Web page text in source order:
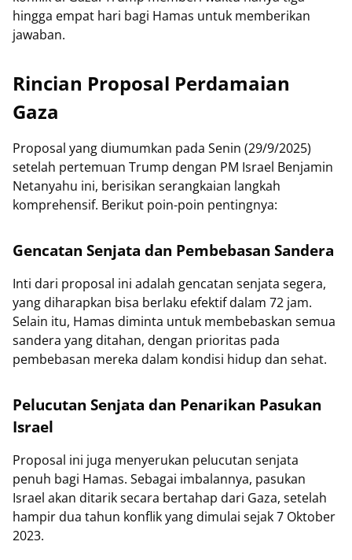
hingga empat hari bagi Hamas untuk memberikan
jawaban.
Rincian Proposal Perdamaian
Gaza
Proposal yang diumumkan pada Senin (29/9/2025)
setelah pertemuan Trump dengan PM Israel Benjamin
Netanyahu ini, berisikan serangkaian langkah
komprehensif. Berikut poin-poin pentingnya:
Gencatan Senjata dan Pembebasan Sandera
Inti dari proposal ini adalah gencatan senjata segera,
yang diharapkan bisa berlaku efektif dalam 72 jam.
Selain itu, Hamas diminta untuk membebaskan semua
sandera yang ditahan, dengan prioritas pada
pembebasan mereka dalam kondisi hidup dan sehat.
Pelucutan Senjata dan Penarikan Pasukan
Israel
Proposal ini juga menyerukan pelucutan senjata
penuh bagi Hamas. Sebagai imbalannya, pasukan
Israel akan ditarik secara bertahap dari Gaza, setelah
hampir dua tahun konflik yang dimulai sejak 7 Oktober
2023.